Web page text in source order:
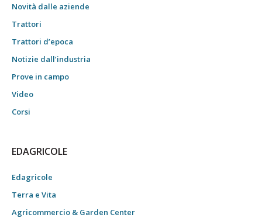
Novità dalle aziende
Trattori
Trattori d’epoca
Notizie dall’industria
Prove in campo
Video
Corsi
EDAGRICOLE
Edagricole
Terra e Vita
Agricommercio & Garden Center